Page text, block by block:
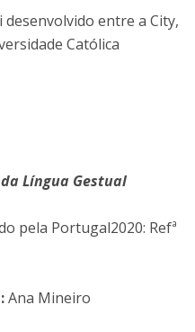
entre a City,
Católica
Língua Gestual
pela Portugal2020: Refª
Ana Mineiro